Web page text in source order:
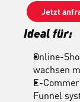
Jetzt
Ideal für:
Online-
wachsen
E-
Funnel